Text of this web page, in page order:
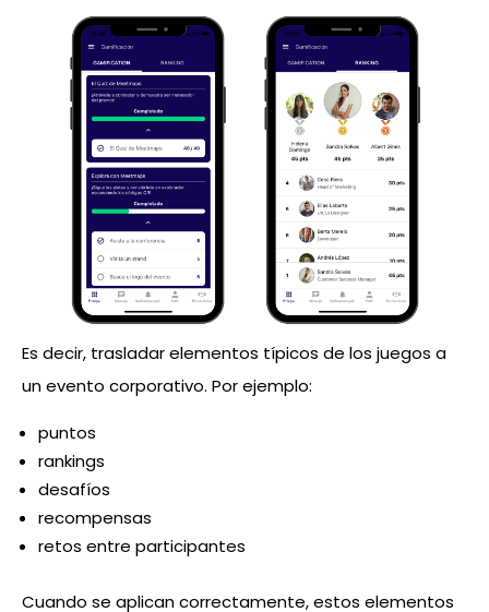
Es decir, trasladar elementos típicos de los juegos a
un evento corporativo. Por ejemplo:
puntos
rankings
desafíos
recompensas
retos entre participantes
Cuando se aplican correctamente, estos elementos